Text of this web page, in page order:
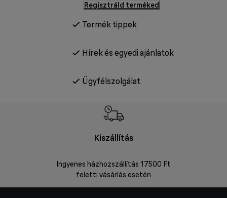
Regisztráld terméked
Termék tippek
Hírek és egyedi ajánlatok
Ügyfélszolgálat
Kiszállítás
Ingyenes házhozszállítás 17500 Ft
feletti vásárlás esetén